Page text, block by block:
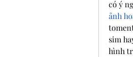
có ý
ảnh
sim
hình